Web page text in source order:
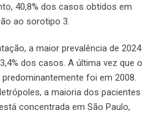
40,8% dos casos obtidos em
ao sorotipo 3.
a maior prevalência de 2024
dos casos. A última vez que o
foi em 2008.
a maioria dos pacientes
concentrada em São Paulo,